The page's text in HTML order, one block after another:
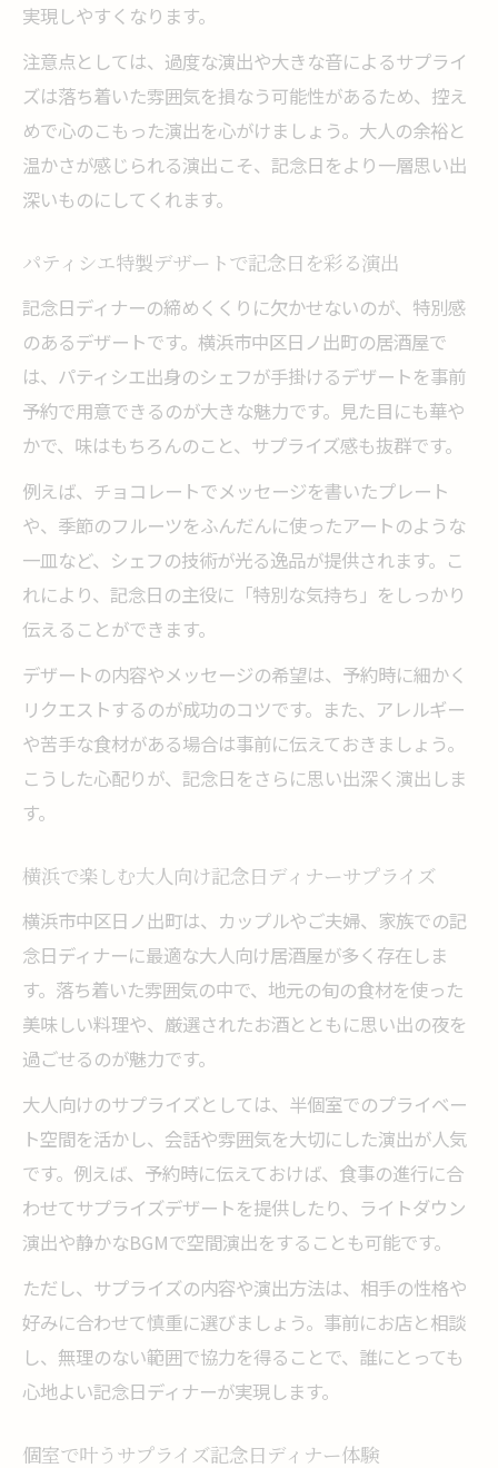
実現しやすくなります。
注意点としては、過度な演出や大きな音によるサプライ
ズは落ち着いた雰囲気を損なう可能性があるため、控え
めで心のこもった演出を心がけましょう。大人の余裕と
温かさが感じられる演出こそ、記念日をより一層思い出
深いものにしてくれます。
パティシエ特製デザートで記念日を彩る演出
記念日ディナーの締めくくりに欠かせないのが、特別感
のあるデザートです。横浜市中区日ノ出町の居酒屋で
は、パティシエ出身のシェフが手掛けるデザートを事前
予約で用意できるのが大きな魅力です。見た目にも華や
かで、味はもちろんのこと、サプライズ感も抜群です。
例えば、チョコレートでメッセージを書いたプレート
や、季節のフルーツをふんだんに使ったアートのような
一皿など、シェフの技術が光る逸品が提供されます。こ
れにより、記念日の主役に「特別な気持ち」をしっかり
伝えることができます。
デザートの内容やメッセージの希望は、予約時に細かく
リクエストするのが成功のコツです。また、アレルギー
や苦手な食材がある場合は事前に伝えておきましょう。
こうした心配りが、記念日をさらに思い出深く演出しま
す。
横浜で楽しむ大人向け記念日ディナーサプライズ
横浜市中区日ノ出町は、カップルやご夫婦、家族での記
念日ディナーに最適な大人向け居酒屋が多く存在しま
す。落ち着いた雰囲気の中で、地元の旬の食材を使った
美味しい料理や、厳選されたお酒とともに思い出の夜を
過ごせるのが魅力です。
大人向けのサプライズとしては、半個室でのプライベー
ト空間を活かし、会話や雰囲気を大切にした演出が人気
です。例えば、予約時に伝えておけば、食事の進行に合
わせてサプライズデザートを提供したり、ライトダウン
演出や静かなBGMで空間演出をすることも可能です。
ただし、サプライズの内容や演出方法は、相手の性格や
好みに合わせて慎重に選びましょう。事前にお店と相談
し、無理のない範囲で協力を得ることで、誰にとっても
心地よい記念日ディナーが実現します。
個室で叶うサプライズ記念日ディナー体験